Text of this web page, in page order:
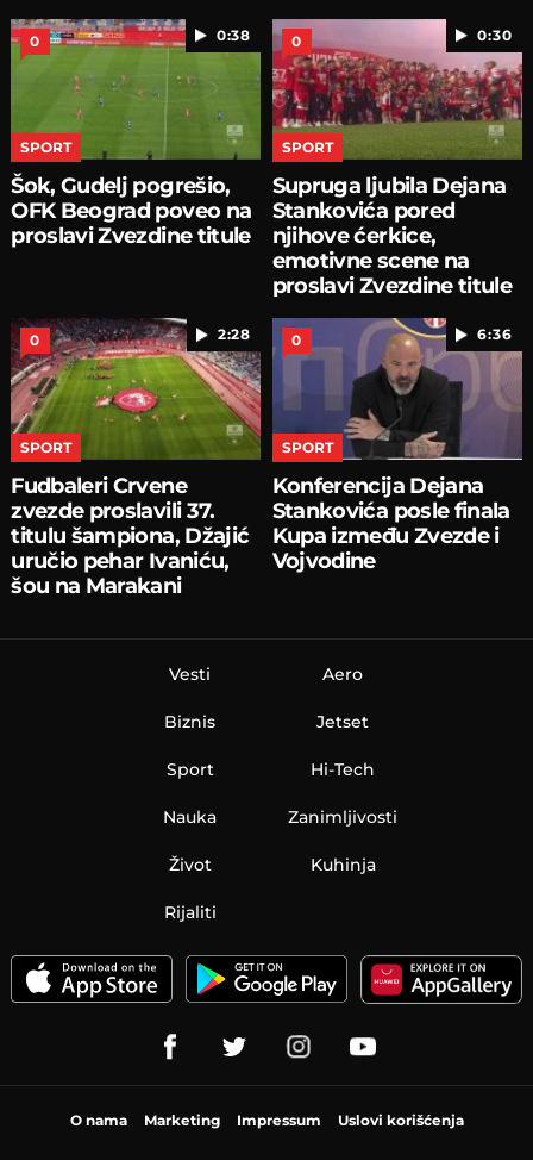
0:38
0
SPORT
Šok, Gudelj pogrešio,
OFK Beograd poveo na
proslavi Zvezdine titule
0:30
0
SPORT
Supruga ljubila Dejana
Stankovića pored
njihove ćerkice,
emotivne scene na
proslavi Zvezdine titule
2:28
0
SPORT
Fudbaleri Crvene
zvezde proslavili 37.
titulu šampiona, Džajić
uručio pehar Ivaniću,
šou na Marakani
6:36
0
SPORT
Konferencija Dejana
Stankovića posle finala
Kupa između Zvezde i
Vojvodine
Vesti
Biznis
Sport
Nauka
Aero
Jetset
Hi-Tech
Zanimljivosti
Život Kuhinja
Rijaliti
O nama Marketing Impressum Uslovi korišćenja